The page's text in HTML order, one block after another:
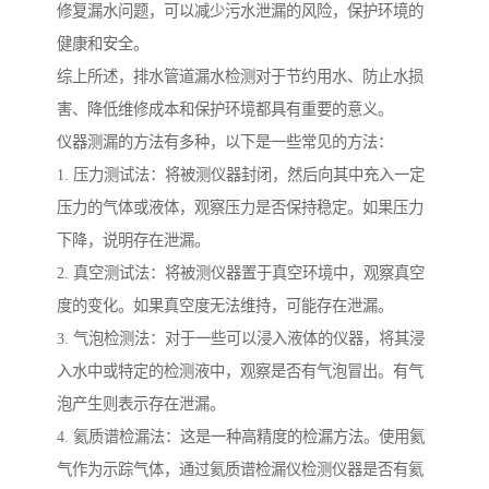
修复漏水问题，可以减少污水泄漏的风险，保护环境的
健康和安全。
综上所述，排水管道漏水检测对于节约用水、防止水损
害、降低维修成本和保护环境都具有重要的意义。
仪器测漏的方法有多种，以下是一些常见的方法：
1. 压力测试法：将被测仪器封闭，然后向其中充入一定
压力的气体或液体，观察压力是否保持稳定。如果压力
下降，说明存在泄漏。
2. 真空测试法：将被测仪器置于真空环境中，观察真空
度的变化。如果真空度无法维持，可能存在泄漏。
3. 气泡检测法：对于一些可以浸入液体的仪器，将其浸
入水中或特定的检测液中，观察是否有气泡冒出。有气
泡产生则表示存在泄漏。
4. 氦质谱检漏法：这是一种高精度的检漏方法。使用氦
气作为示踪气体，通过氦质谱检漏仪检测仪器是否有氦